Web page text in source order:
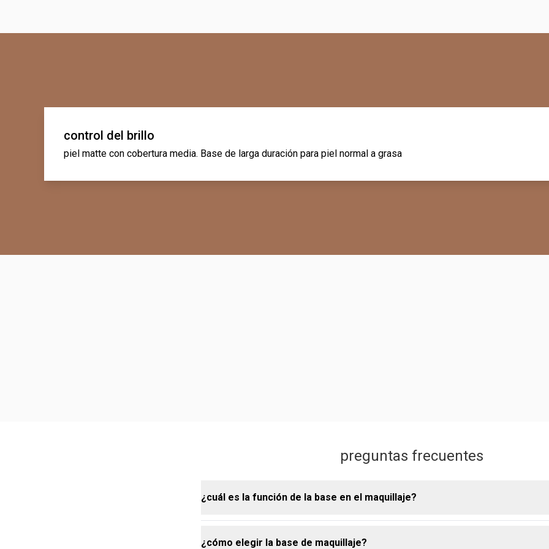
control del brillo
piel matte con cobertura media. Base de larga duración para piel normal a grasa
preguntas frecuentes
¿cuál es la función de la base en el maquillaje?
¿cómo elegir la base de maquillaje?